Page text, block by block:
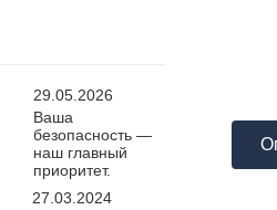
29.05.2026
Ваша
безопасность —
наш главный
приоритет.
27.03.2024